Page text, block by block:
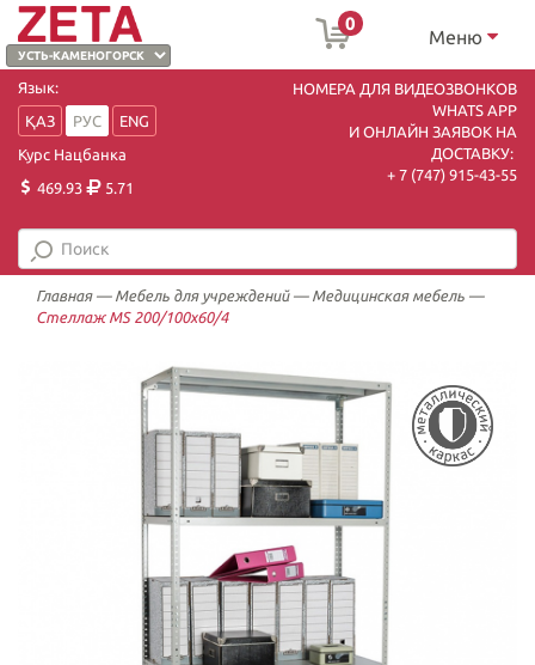
0
Меню
Язык:
ҚАЗ
РУС
ENG
Курс Нацбанка
469.93
5.71
НОМЕРА ДЛЯ ВИДЕОЗВОНКОВ
WHATS APP
И ОНЛАЙН ЗАЯВОК НА
ДОСТАВКУ:
+ 7 (747) 915-43-55
Главная— Мебель для учреждений— Медицинская мебель —
Стеллаж MS 200/100х60/4